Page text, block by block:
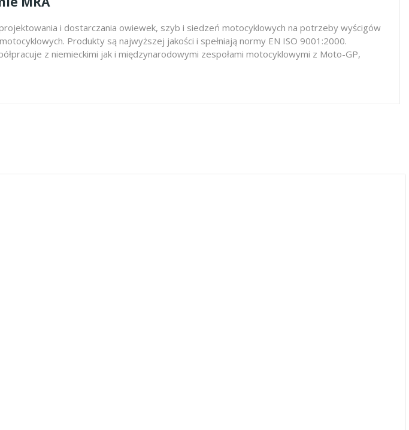
i dostarczania owiewek, szyb i siedzeń motocyklowych na potrzeby wyścigów
Produkty są najwyższej jakości i spełniają normy EN ISO 9001:2000.
z niemieckimi jak i międzynarodowymi zespołami motocyklowymi z Moto-GP,